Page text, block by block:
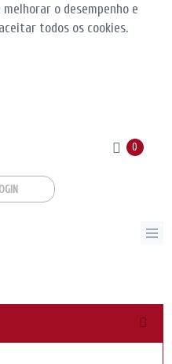
o desempenho e
todos os cookies.
0